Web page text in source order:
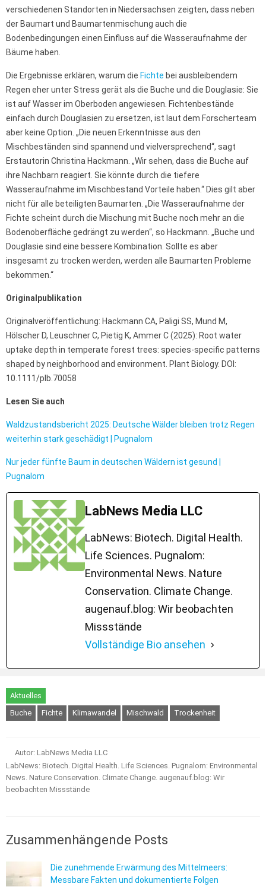
verschiedenen Standorten in Niedersachsen zeigten, dass neben
der Baumart und Baumartenmischung auch die
Bodenbedingungen einen Einfluss auf die Wasseraufnahme der
Bäume haben.
Die Ergebnisse erklären, warum die Fichte bei ausbleibendem
Regen eher unter Stress gerät als die Buche und die Douglasie: Sie
ist auf Wasser im Oberboden angewiesen. Fichtenbestände
einfach durch Douglasien zu ersetzen, ist laut dem Forscherteam
aber keine Option. „Die neuen Erkenntnisse aus den
Mischbeständen sind spannend und vielversprechend“, sagt
Erstautorin Christina Hackmann. „Wir sehen, dass die Buche auf
ihre Nachbarn reagiert. Sie könnte durch die tiefere
Wasseraufnahme im Mischbestand Vorteile haben.“ Dies gilt aber
nicht für alle beteiligten Baumarten. „Die Wasseraufnahme der
Fichte scheint durch die Mischung mit Buche noch mehr an die
Bodenoberfläche gedrängt zu werden“, so Hackmann. „Buche und
Douglasie sind eine bessere Kombination. Sollte es aber
insgesamt zu trocken werden, werden alle Baumarten Probleme
bekommen.“
Originalpublikation
Originalveröffentlichung: Hackmann CA, Paligi SS, Mund M,
Hölscher D, Leuschner C, Pietig K, Ammer C (2025): Root water
uptake depth in temperate forest trees: species-specific patterns
shaped by neighborhood and environment. Plant Biology. DOI:
10.1111/plb.70058
Lesen Sie auch
Waldzustandsbericht 2025: Deutsche Wälder bleiben trotz Regen
weiterhin stark geschädigt | Pugnalom
Nur jeder fünfte Baum in deutschen Wäldern ist gesund |
Pugnalom
LabNews Media LLC
LabNews: Biotech. Digital Health.
Life Sciences. Pugnalom:
Environmental News. Nature
Conservation. Climate Change.
augenauf.blog: Wir beobachten
Missstände
Vollständige Bio ansehen
Aktuelles
Buche
Fichte Klimawandel Mischwald Trockenheit
Autor: LabNews Media LLC
LabNews: Biotech. Digital Health. Life Sciences. Pugnalom: Environmental
News. Nature Conservation. Climate Change. augenauf.blog: Wir
beobachten Missstände
Zusammenhängende Posts
Die zunehmende Erwärmung des Mittelmeers:
Messbare Fakten und dokumentierte Folgen